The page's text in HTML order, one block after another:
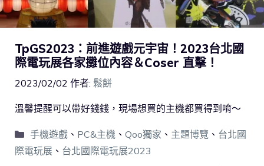
TpGS2023：前進遊戲元宇宙！2023台北國
際電玩展各家攤位內容＆Coser 直擊！
2023/02/02 作者: 鬆餅
溫馨提醒可以帶好錢錢，現場想買的主機都買得到唷～
手機遊戲、 PC&主機 、 Qoo獨家 、 主題博覽 、 台北國
際電玩展 、 台北國際電玩展2023